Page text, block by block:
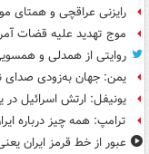
رایزنی عراقچی و همتای
موج تهدید علیه قضات
روایتی از همدلی و
یمن: جهان به‌زودی صدای
یونیفل: ارتش اسرائیل در یک روز ۱۱۳ توپ به جنوب لبنان
ترامپ: همه چیز درباره
عبور از خط قرمز ایران